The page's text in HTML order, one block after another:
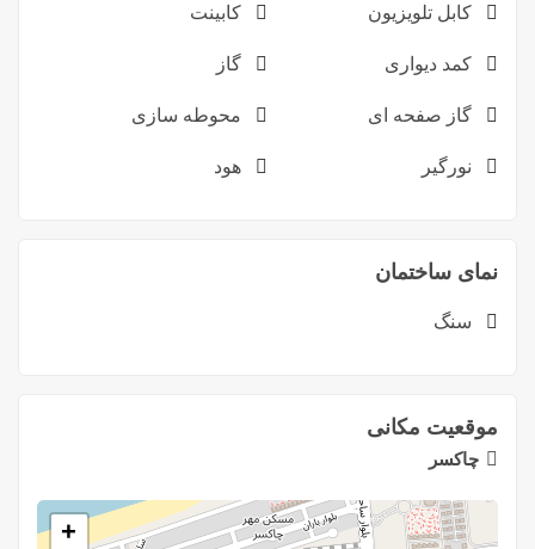
کابل تلویزیون کابینت
کمد دیواری گاز
گاز صفحه ای محوطه سازی
نورگیر هود
نمای ساختمان
سنگ
موقعیت مکانی
چاکسر
+